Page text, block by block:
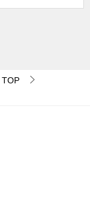
TOP